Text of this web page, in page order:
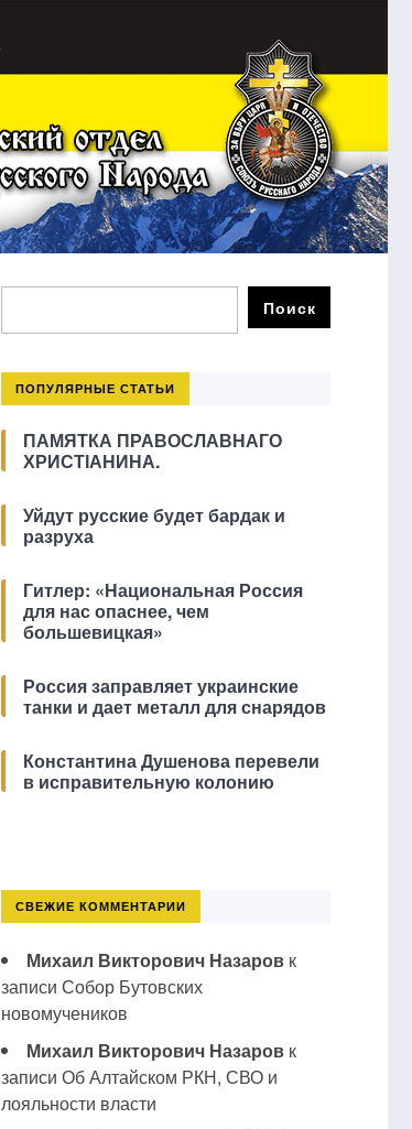
ПОПУЛЯРНЫЕ СТАТЬИ
ПАМЯТКА ПРАВОСЛАВНАГО
ХРИСТІАНИНА.
Уйдут русские будет бардак и
разруха
Гитлер: «Национальная Россия
для нас опаснее, чем
большевицкая»
Россия заправляет украинские
танки и дает металл для снарядов
Константина Душенова перевели
в исправительную колонию
СВЕЖИЕ КОММЕНТАРИИ
Михаил Викторович Назаровк
записи Собор Бутовских
новомучеников
Михаил Викторович Назаровк
записи Об Алтайском РКН, СВО и
лояльности власти